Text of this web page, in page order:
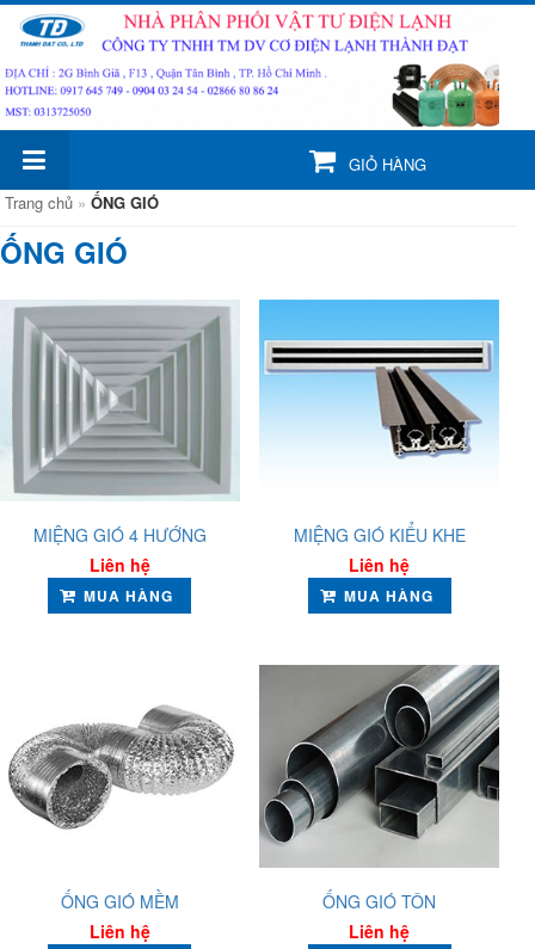
GIỎ HÀNG
Trang chủ » ỐNG GIÓ
ỐNG GIÓ
MIỆNG GIÓ 4 HƯỚNG
Liên hệ
MUA HÀNG
MIỆNG GIÓ KIỂU KHE
Liên hệ
MUA HÀNG
ỐNG GIÓ MỀM
Liên hệ
ỐNG GIÓ TÔN
Liên hệ